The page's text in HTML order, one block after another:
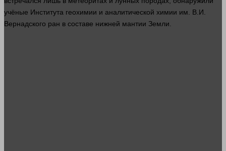
учёные Института геохимии и аналитической химии им. В.И.
Вернадского ран в составе нижней мантии Земли.